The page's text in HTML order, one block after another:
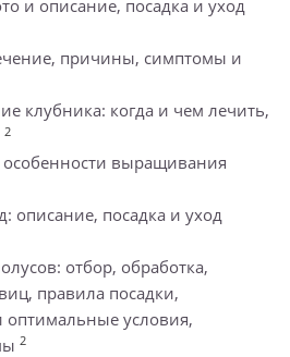
и описание, посадка и уход
причины, симптомы и
клубника: когда и чем лечить,
2
выращивания
описание, посадка и уход
отбор, обработка,
правила посадки,
оптимальные условия,
2